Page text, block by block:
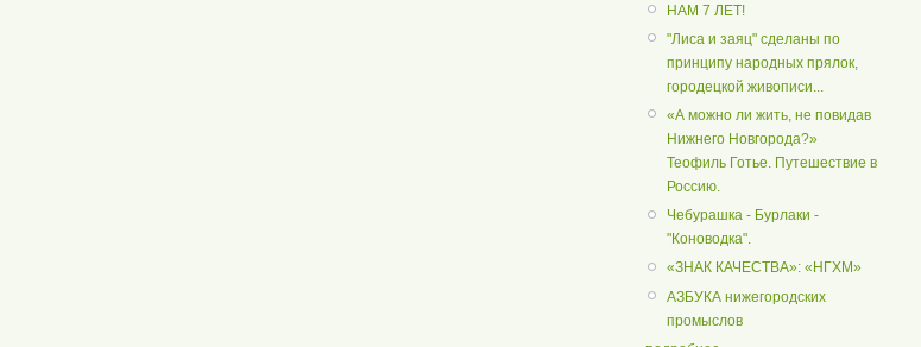
НАМ 7 ЛЕТ!
"Лиса и заяц" сделаны по
принципу народных прялок,
городецкой живописи...
«А можно ли жить, не повидав
Нижнего Новгорода?»
Теофиль Готье. Путешествие в
Россию.
Чебурашка - Бурлаки -
"Коноводка".
«ЗНАК КАЧЕСТВА»: «НГХМ»
АЗБУКА нижегородских
промыслов